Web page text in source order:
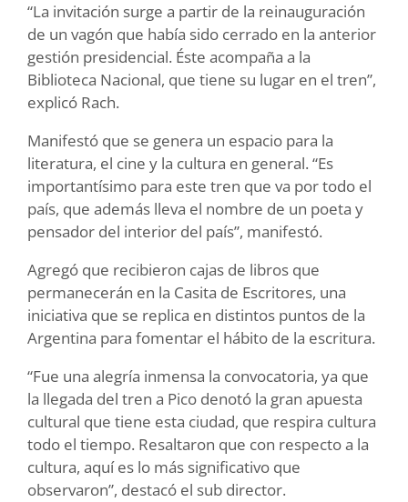
“La invitación surge a partir de la reinauguración
de un vagón que había sido cerrado en la anterior
gestión presidencial. Éste acompaña a la
Biblioteca Nacional, que tiene su lugar en el tren”,
explicó Rach.
Manifestó que se genera un espacio para la
literatura, el cine y la cultura en general. “Es
importantísimo para este tren que va por todo el
país, que además lleva el nombre de un poeta y
pensador del interior del país”, manifestó.
Agregó que recibieron cajas de libros que
permanecerán en la Casita de Escritores, una
iniciativa que se replica en distintos puntos de la
Argentina para fomentar el hábito de la escritura.
“Fue una alegría inmensa la convocatoria, ya que
la llegada del tren a Pico denotó la gran apuesta
cultural que tiene esta ciudad, que respira cultura
todo el tiempo. Resaltaron que con respecto a la
cultura, aquí es lo más significativo que
observaron”, destacó el sub director.